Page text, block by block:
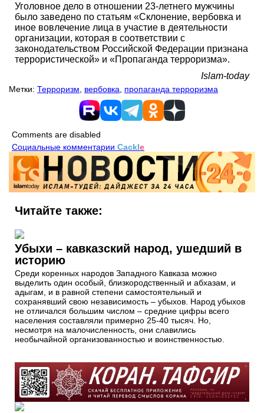
Уголовное дело в отношении 23-летнего мужчины
было заведено по статьям «Склонение, вербовка и
иное вовлечение лица в участие в деятельности
организации, которая в соответствии с
законодательством Российской Федерации признана
террористической» и «Пропаганда терроризма».
Islam-today
Метки: Терроризм вербовка пропаганда терроризма
Comments are disabled
Социальные комментарии Cackle
Читайте также:
Убыхи – кавказский народ, ушедший в
историю
Среди коренных народов Западного Кавказа можно
выделить один особый, близкородственный и абхазам, и
адыгам, и в равной степени самостоятельный и
сохранявший свою независимость – убыхов. Народ убыхов
не отличался большим числом – средние цифры всего
населения составляли примерно 25-40 тысяч. Но,
несмотря на малочисленность, они славились
необычайной организованностью и воинственностью.